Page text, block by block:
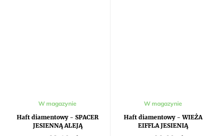
Haft diamentowy - SPACER
JESIENNĄ ALEJĄ
W magazynie
Haft diamentowy - WIEŻA
EIFFLA JESIENIĄ
W magazynie